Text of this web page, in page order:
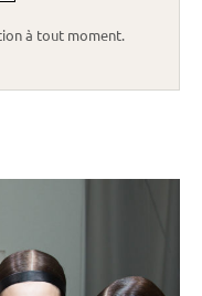
à tout moment.